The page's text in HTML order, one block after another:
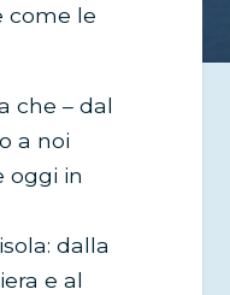
come le
che – dal
a noi
oggi in
dalla
e al